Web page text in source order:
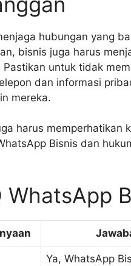
hubungan yang
bisnis juga harus
Pastikan untuk tidak
dan informasi
mereka.
harus memperhatikan
Bisnis dan
WhatsApp
Ya, WhatsApp